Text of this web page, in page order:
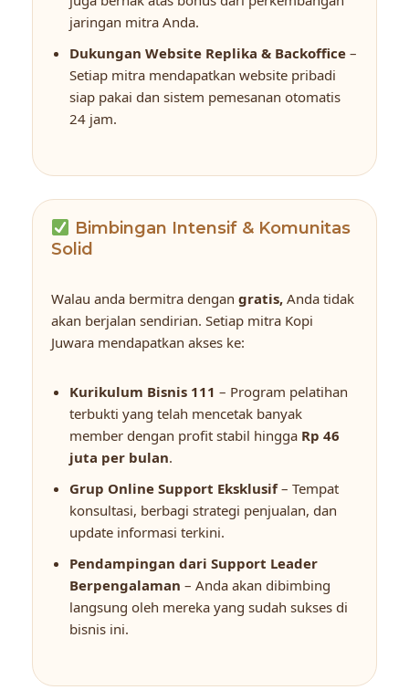
jaringan mitra Anda.
Dukungan Website Replika & Backoffice –
Setiap mitra mendapatkan website pribadi
siap pakai dan sistem pemesanan otomatis
24 jam.
Bimbingan Intensif & Komunitas
Solid
Walau anda bermitra dengan gratis, Anda tidak
akan berjalan sendirian. Setiap mitra Kopi
Juwara mendapatkan akses ke:
Kurikulum Bisnis 111 – Program pelatihan
terbukti yang telah mencetak banyak
member dengan profit stabil hingga Rp 46
juta per bulan.
Grup Online Support Eksklusif– Tempat
konsultasi, berbagi strategi penjualan, dan
update informasi terkini.
Pendampingan dari Support Leader
Berpengalaman – Anda akan dibimbing
langsung oleh mereka yang sudah sukses di
bisnis ini.